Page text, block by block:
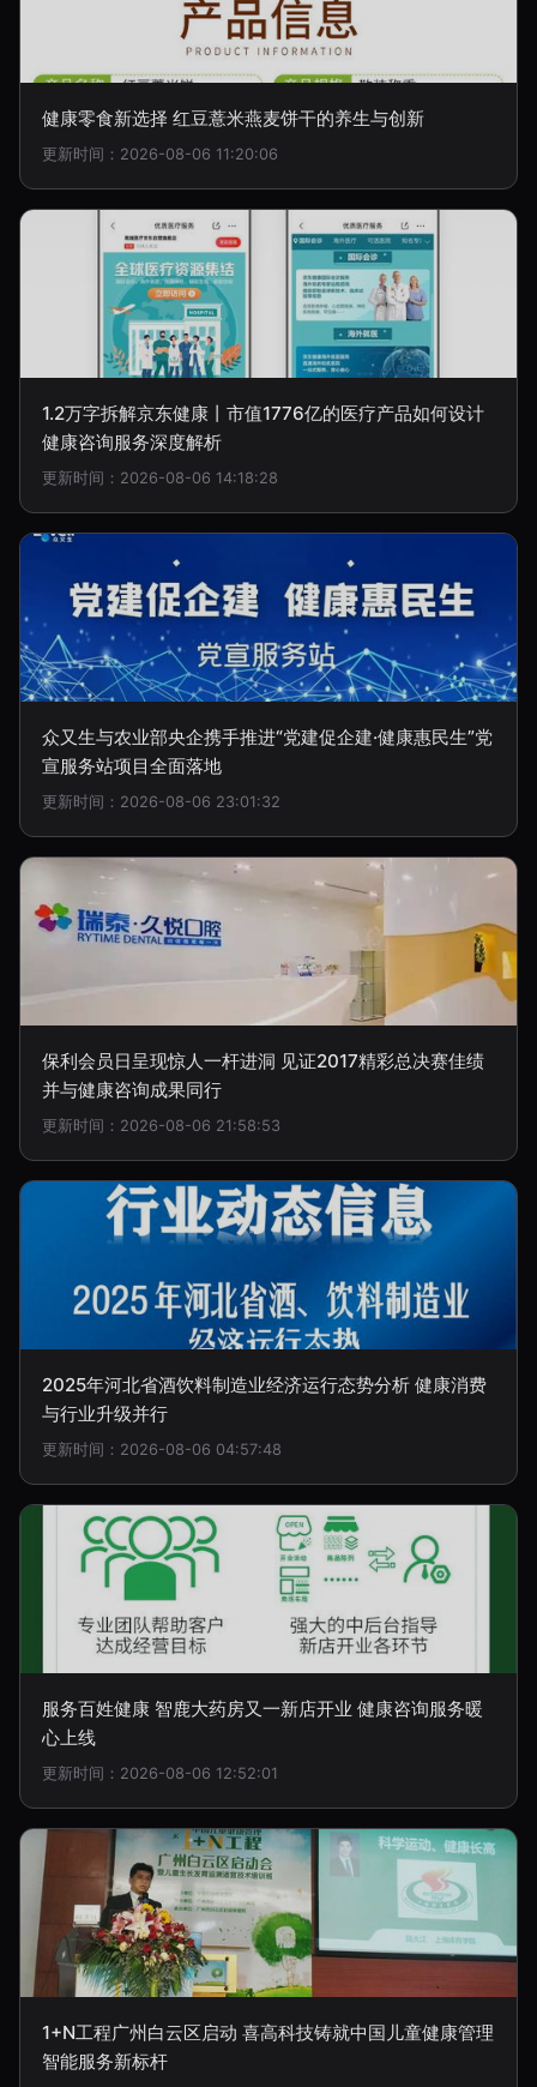
健康零食新选择 红豆薏米燕麦饼干的养生与创新
更新时间：2026-08-06 11:20:06
1.2万字拆解京东健康丨市值1776亿的医疗产品如何设计
健康咨询服务深度解析
更新时间：2026-08-06 14:18:28
众又生与农业部央企携手推进“党建促企建·健康惠民生”党
宣服务站项目全面落地
更新时间：2026-08-06 23:01:32
保利会员日呈现惊人一杆进洞 见证2017精彩总决赛佳绩
并与健康咨询成果同行
更新时间：2026-08-06 21:58:53
2025年河北省酒饮料制造业经济运行态势分析 健康消费
与行业升级并行
更新时间：2026-08-06 04:57:48
服务百姓健康 智鹿大药房又一新店开业 健康咨询服务暖
心上线
更新时间：2026-08-06 12:52:01
1+N工程广州白云区启动 喜高科技铸就中国儿童健康管理
智能服务新标杆